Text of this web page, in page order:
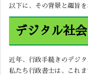
以下に、その背景と趣旨
デジタル社
近年、行政手続きのデジ
私たち行政書士は、これ